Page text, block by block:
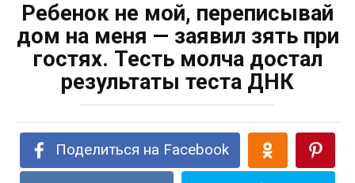
Ребенок не мой, переписывай
дом на меня — заявил зять при
гостях. Тесть молча достал
результаты теста ДНК
Поделиться на Facebook